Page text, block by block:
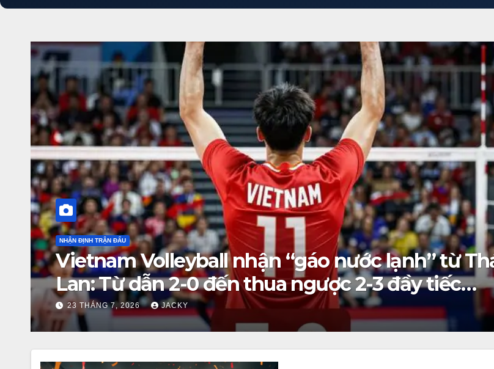
NHẬN ĐỊNH TRẬN ĐẤU
Đội hình tiêu biểu World Cup 2026: Rodri xứng
đáng, Haaland viết cổ tích, Vozinha gây bất ngờ
22 THÁNG 7, 2026 JACKY